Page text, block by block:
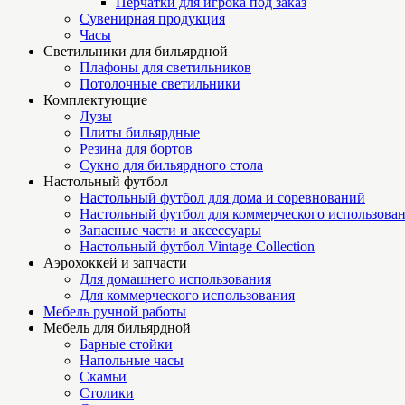
Сувенирная продукция
Часы
Светильники для бильярдной
Плафоны для светильников
Потолочные светильники
Комплектующие
Лузы
Плиты бильярдные
Резина для бортов
Сукно для бильярдного стола
Настольный футбол
Настольный футбол для дома и соревнований
Настольный футбол для коммерческого
Запасные части и аксессуары
Настольный футбол Vintage Collection
Аэрохоккей и запчасти
Для домашнего использования
Для коммерческого использования
Мебель ручной работы
Мебель для бильярдной
Барные стойки
Напольные часы
Скамьи
Столики